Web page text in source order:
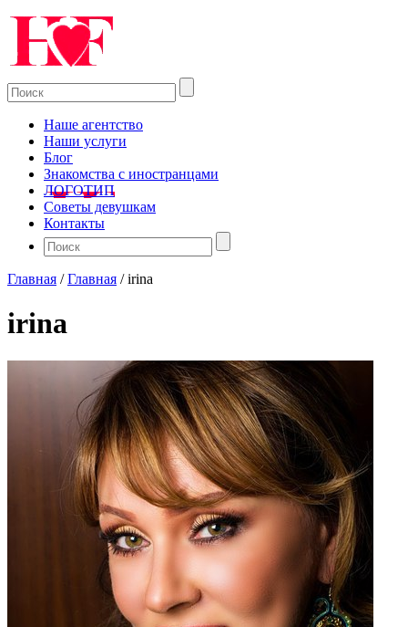
Наше агентство
Наши услуги
Блог
Знакомства с иностранцами
ЛОГОТИП
Советы девушкам
Контакты
Главная /Главная /irina
irina